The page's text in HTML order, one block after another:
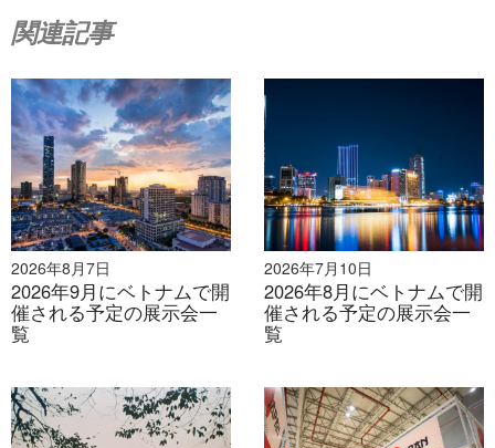
ジア
サイズ：100社以上の出展者（2024年）
接触：メールアドレス:
marketing@connectexposition.com | 電
話: (+84) 355-371-998
リンク： https://www.co-ref.com/hanoi
10月1日～3日 | ホーチミン市 | METALEX ベト
ナム 2025
関連記事
2026年8月7日
2026年9月にベトナムで開
催される予定の展示会一
覧
2026年7月10日
2026年8月にベトナムで開
催される予定の展示会一
覧